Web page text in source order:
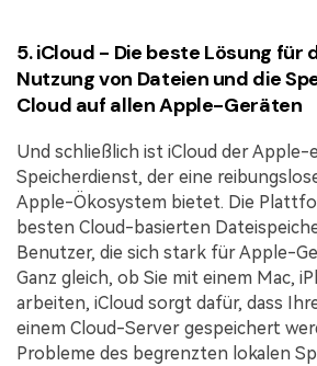
5. iCloud - Die beste Lösung für
Nutzung von Dateien und die
Cloud auf allen Apple-Geräten
Und schließlich ist iCloud der Apple-
Speicherdienst, der eine
Apple-Ökosystem bietet. Die
besten Cloud-basierten
Benutzer, die sich stark für Apple-
Ganz gleich, ob Sie mit einem Mac,
arbeiten, iCloud sorgt dafür, dass
einem Cloud-Server gespeichert
Probleme des begrenzten lokalen